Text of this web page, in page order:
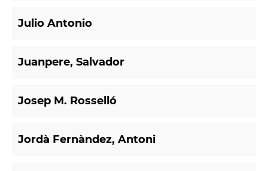
Julio Antonio
Juanpere, Salvador
Josep M. Rosselló
Jordà Fernàndez, Antoni